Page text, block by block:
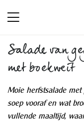
Salade van
met boekweit
Moie herfstsalade
soep vooraf en wat
vullende maaltijd,